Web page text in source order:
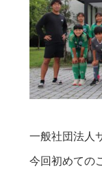
一般社団法人
今回初めての